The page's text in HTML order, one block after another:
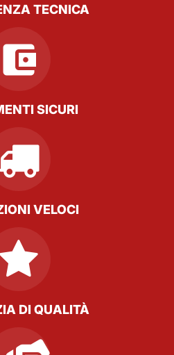
TECNICA
SICURI
VELOCI
DI QUALITÀ